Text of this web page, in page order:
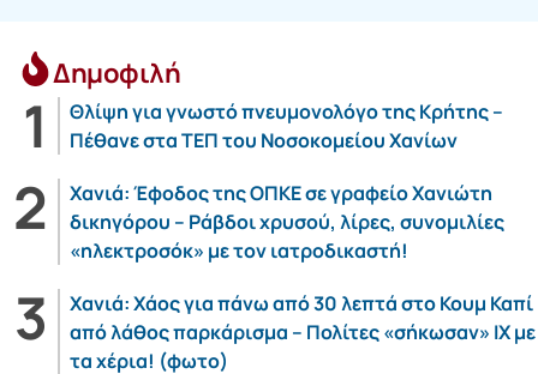
Δημοφιλή
Θλίψη για γνωστό πνευμονολόγο της Κρήτης –
Πέθανε στα ΤΕΠ του Νοσοκομείου Χανίων
Χανιά: Έφοδος της ΟΠΚΕ σε γραφείο Χανιώτη
δικηγόρου – Ράβδοι χρυσού, λίρες, συνομιλίες
«ηλεκτροσόκ» με τον ιατροδικαστή!
Χανιά: Χάος για πάνω από 30 λεπτά στο Κουμ Καπί
από λάθος παρκάρισμα – Πολίτες «σήκωσαν» ΙΧ με
τα χέρια! (φωτο)